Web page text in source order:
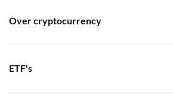
Over cryptocurrency
ETF's